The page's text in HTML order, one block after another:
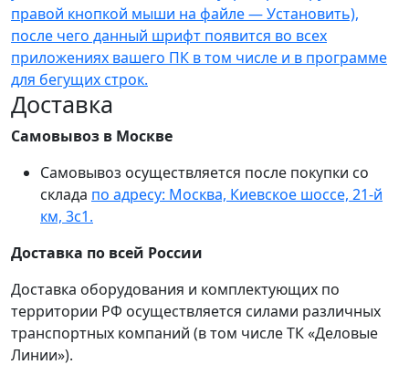
правой кнопкой мыши на файле — Установить),
после чего данный шрифт появится во всех
приложениях вашего ПК в том числе и в программе
для бегущих строк.
Доставка
Самовывоз в Москве
Самовывоз осуществляется после покупки со
склада по адресу: Москва, Киевское шоссе, 21-й
км, 3с1.
Доставка по всей России
Доставка оборудования и комплектующих по
территории РФ осуществляется силами различных
транспортных компаний (в том числе ТК «Деловые
Линии»).